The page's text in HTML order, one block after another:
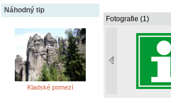
Náhodný tip
Kladské pomezí
Fotografie (1)